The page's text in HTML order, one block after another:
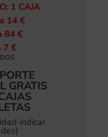
1 CAJA
14 €
84 €
7 €
GRATIS
indicar